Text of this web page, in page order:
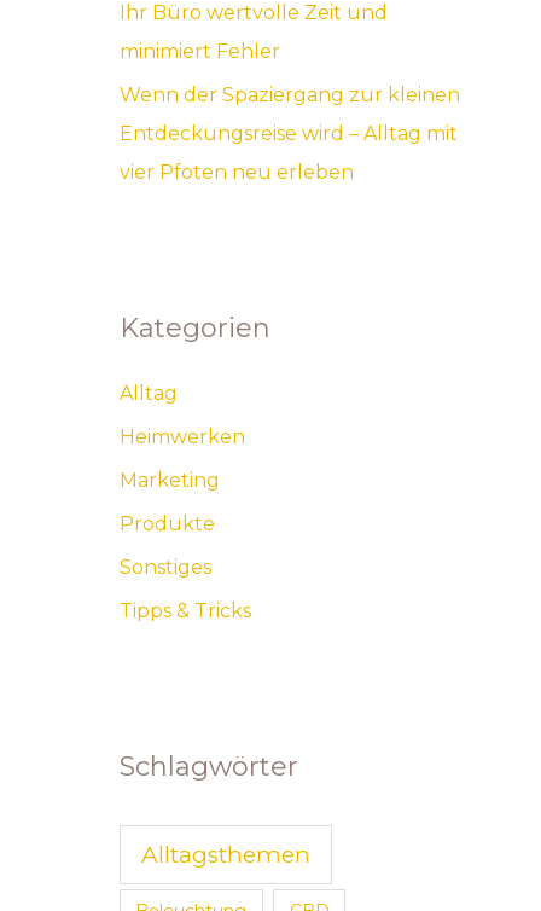
Ihr Büro wertvolle Zeit und
minimiert Fehler
Wenn der Spaziergang zur kleinen
Entdeckungsreise wird – Alltag mit
vier Pfoten neu erleben
Kategorien
Alltag
Heimwerken
Marketing
Produkte
Sonstiges
Tipps & Tricks
Schlagwörter
Alltagsthemen